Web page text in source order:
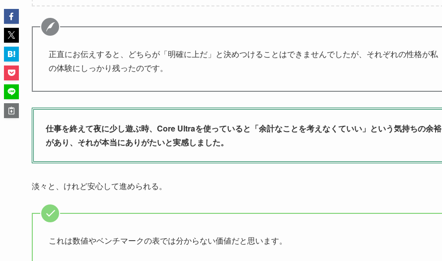
正直にお伝えすると、どちらが「明確に上だ」と決めつけることはできませんでしたが、それぞれの性格が私
の体験にしっかり残ったのです。
仕事を終えて夜に少し遊ぶ時、Core Ultraを使っていると「余計なことを考えなくていい」という気持ちの余裕
があり、それが本当にありがたいと実感しました。
淡々と、けれど安心して進められる。
これは数値やベンチマークの表では分からない価値だと思います。